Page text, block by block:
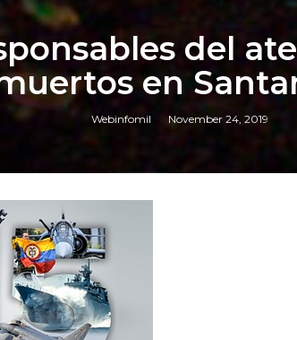
del
en
Webinfomil November 24, 2019